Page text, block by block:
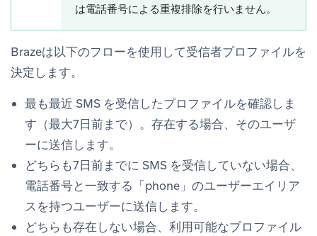
は電話番号による重複排除を行いません。
Brazeは以下のフローを使用して受信者プロファイルを
決定します。
最も最近 SMS を受信したプロファイルを確認しま
す（最大7日前まで）。存在する場合、そのユーザ
ーに送信します。
どちらも7日前までに SMS を受信していない場合、
電話番号と一致する「phone」のユーザーエイリア
スを持つユーザーに送信します。
どちらも存在しない場合、利用可能なプロファイル